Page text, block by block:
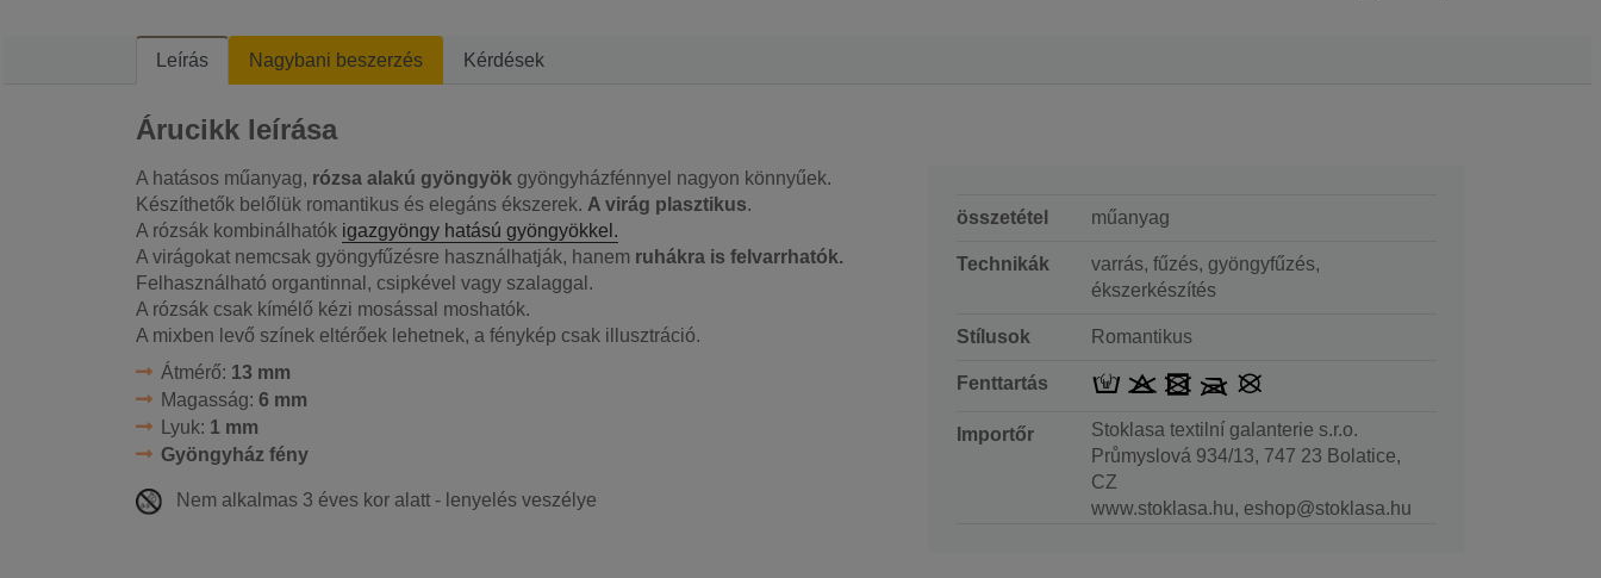
Leírás Nagybani beszerzés Kérdések
Árucikk leírása
A hatásos műanyag, rózsa alakú gyöngyök gyöngyházfénnyel nagyon könnyűek.
Készíthetők belőlük romantikus és elegáns ékszerek. A virág plasztikus.
A rózsák kombinálhatók igazgyöngy hatású gyöngyökkel.
A virágokat nemcsak gyöngyfűzésre használhatják, hanem ruhákra is felvarrhatók.
Felhasználható organtinnal, csipkével vagy szalaggal.
A rózsák csak kímélő kézi mosással moshatók.
A mixben levő színek eltérőek lehetnek, a fénykép csak illusztráció.
Átmérő: 13 mm
Magasság: 6 mm
Lyuk: 1 mm
Gyöngyház fény
Nem alkalmas 3 éves kor alatt - lenyelés veszélye
összetétel műanyag
Technikák
varrás, fűzés, gyöngyfűzés,
ékszerkészítés
Stílusok Romantikus
Fenttartás
Importőr
Stoklasa textilní galanterie s.r.o.
Průmyslová 934/13, 747 23 Bolatice,
CZ
www.stoklasa.hu, eshop@stoklasa.hu